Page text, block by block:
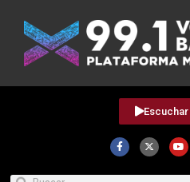
Escuchar